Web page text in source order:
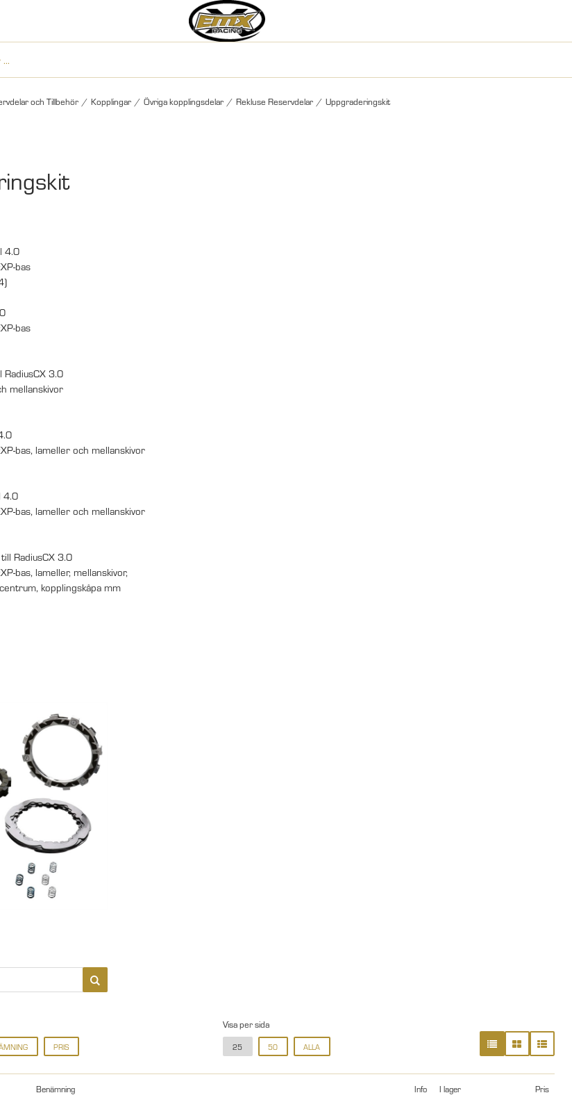
och Tillbehör / Kopplingar / Övriga kopplingsdelar / Rekluse Reservdelar / Uppgraderingskit
4.0
bas
bas
RadiusCX 3.0
mellanskivor
bas, lameller och mellanskivor
4.0
bas, lameller och mellanskivor
RadiusCX 3.0
bas, lameller, mellanskivor,
kopplingskåpa mm
PRIS
Visa per sida
25 50 ALLA
Benämning Info I lager Pris